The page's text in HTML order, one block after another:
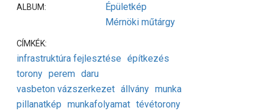
ALBUM:
Épületkép
Mérnöki műtárgy
CÍMKÉK:
infrastruktúra fejlesztése építkezés
torony perem daru
vasbeton vázszerkezet állvány munka
pillanatkép munkafolyamat tévétorony